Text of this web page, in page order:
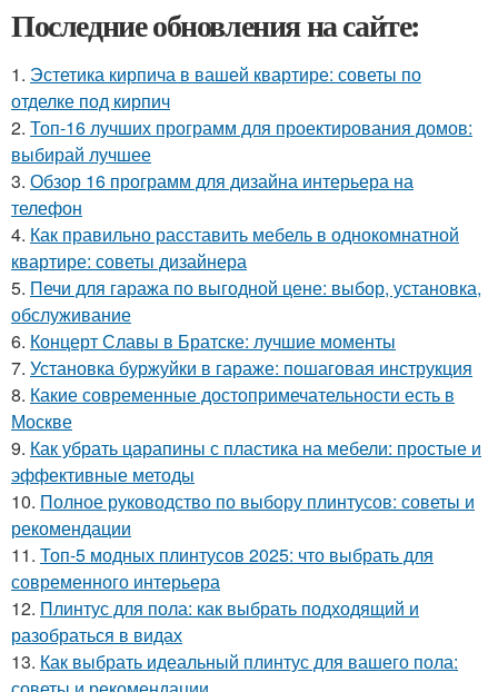
Последние обновления на сайте:
1. Эстетика кирпича в вашей квартире: советы по
отделке под кирпич
2. Топ-16 лучших программ для проектирования домов:
выбирай лучшее
3. Обзор 16 программ для дизайна интерьера на
телефон
4. Как правильно расставить мебель в однокомнатной
квартире: советы дизайнера
5. Печи для гаража по выгодной цене: выбор, установка,
обслуживание
6. Концерт Славы в Братске: лучшие моменты
7. Установка буржуйки в гараже: пошаговая инструкция
8. Какие современные достопримечательности есть в
Москве
9. Как убрать царапины с пластика на мебели: простые и
эффективные методы
10. Полное руководство по выбору плинтусов: советы и
рекомендации
11. Топ-5 модных плинтусов 2025: что выбрать для
современного интерьера
12. Плинтус для пола: как выбрать подходящий и
разобраться в видах
13. Как выбрать идеальный плинтус для вашего пола: